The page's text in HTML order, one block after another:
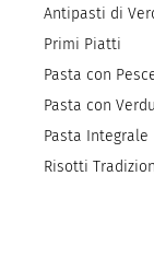
Antipasti di
Primi Piatti
Pasta con
Pasta con
Pasta Integrale
Risotti